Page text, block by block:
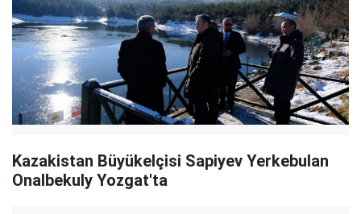
Kazakistan Büyükelçisi Sapiyev Yerkebulan
Onalbekuly Yozgat'ta